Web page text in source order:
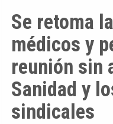
Se retoma
médicos y
reunión sin
Sanidad y
sindicales